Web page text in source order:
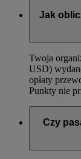
Jak
Twoja
USD)
opłaty
Punkty nie
Czy